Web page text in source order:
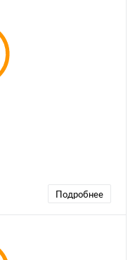
Подробнее